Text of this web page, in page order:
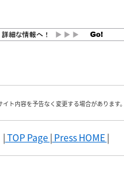
ト内容を予告なく変更する場合があります。
|TOP Page | Press HOME|